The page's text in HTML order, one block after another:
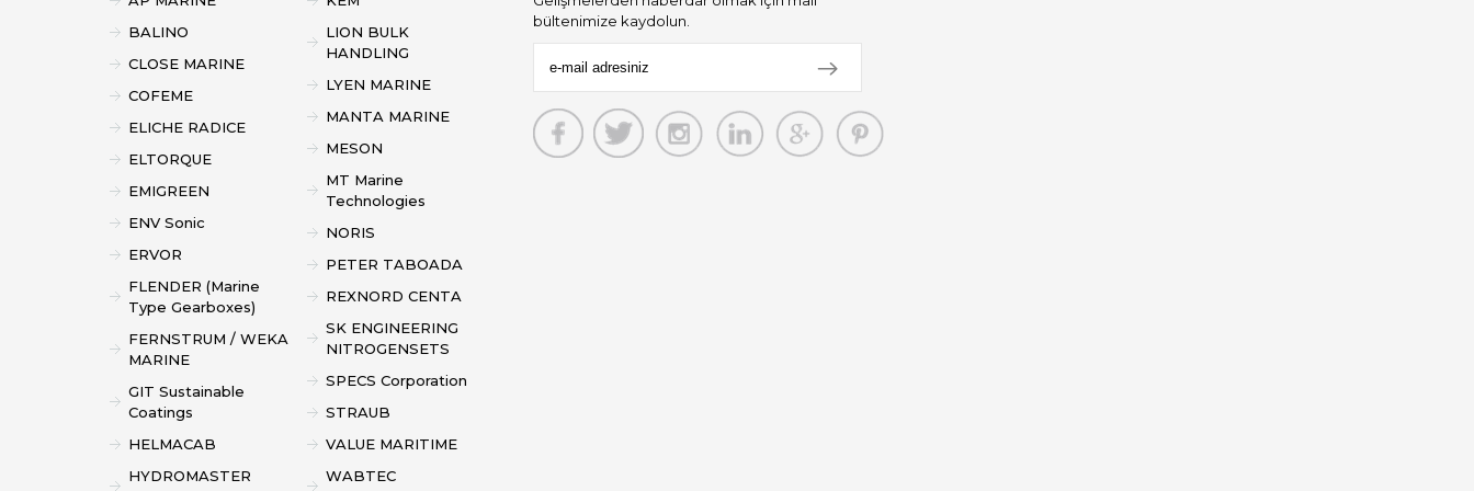
BALINO
CLOSE MARINE
COFEME
ELICHE RADICE
ELTORQUE
EMIGREEN
ENV Sonic
ERVOR
FLENDER (Marine
Type Gearboxes)
FERNSTRUM / WEKA
MARINE
GIT Sustainable
Coatings
HELMACAB
HYDROMASTER
LION BULK
HANDLING
LYEN MARINE
MANTA MARINE
MESON
MT Marine
Technologies
NORIS
PETER TABOADA
REXNORD CENTA
SK ENGINEERING
NITROGENSETS
SPECS Corporation
STRAUB
VALUE MARITIME
WABTEC
bültenimize kaydolun.